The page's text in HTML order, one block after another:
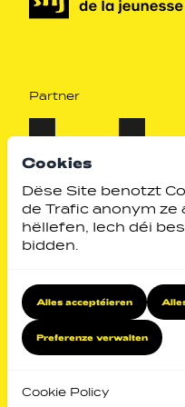
Cookies
Dëse Site benotzt
de Trafic anonym ze
hëllefen, Iech déi
bidden.
Alles acceptéieren
Preferenze verwalten
Cookie Policy
Partner
Identity by